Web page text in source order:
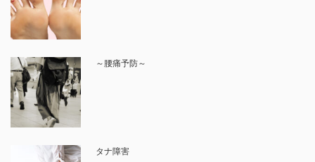
～腰痛予防～
タナ障害